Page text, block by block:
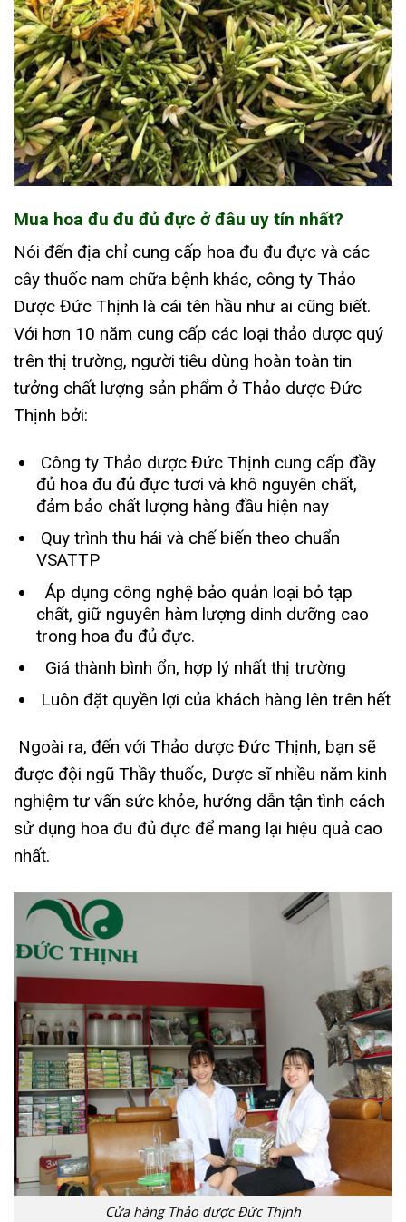
Mua hoa đu đu đủ đực ở đâu uy tín nhất?
Nói đến địa chỉ cung cấp hoa đu đu đực và các
cây thuốc nam chữa bệnh khác, công ty Thảo
Dược Đức Thịnh là cái tên hầu như ai cũng biết.
Với hơn 10 năm cung cấp các loại thảo dược quý
trên thị trường, người tiêu dùng hoàn toàn tin
tưởng chất lượng sản phẩm ở Thảo dược Đức
Thịnh bởi:
Công ty Thảo dược Đức Thịnh cung cấp đầy
đủ hoa đu đủ đực tươi và khô nguyên chất,
đảm bảo chất lượng hàng đầu hiện nay
Quy trình thu hái và chế biến theo chuẩn
VSATTP
Áp dụng công nghệ bảo quản loại bỏ tạp
chất, giữ nguyên hàm lượng dinh dưỡng cao
trong hoa đu đủ đực.
Giá thành bình ổn, hợp lý nhất thị trường
Luôn đặt quyền lợi của khách hàng lên trên hết
Ngoài ra, đến với Thảo dược Đức Thịnh, bạn sẽ
được đội ngũ Thầy thuốc, Dược sĩ nhiều năm kinh
nghiệm tư vấn sức khỏe, hướng dẫn tận tình cách
sử dụng hoa đu đủ đực để mang lại hiệu quả cao
nhất.
Cửa hàng Thảo dược Đức Thịnh